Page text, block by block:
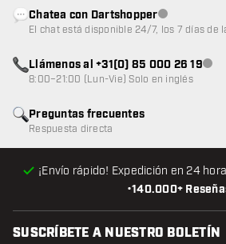
•140.000+
¡Envío rápido! Expedición en 24
Preguntas frecuentes
Respuesta directa
Chatea con DartshopperAtención al
El chat está disponible 24/7, los 7 días de
Llámenos al +31(0) 85 000 26 19
8:00–21:00 (Lun-Vie) Solo en inglés
SUSCRÍBETE A NUESTRO BOLETÍN